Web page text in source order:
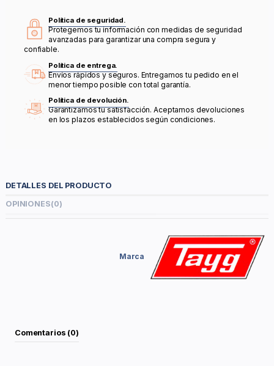
Política de seguridad.
Protegemos tu información con medidas de seguridad
avanzadas para garantizar una compra segura y
confiable.
Política de entrega.
Envíos rápidos y seguros. Entregamos tu pedido en el
menor tiempo posible con total garantía.
Política de devolución.
Garantizamos tu satisfacción. Aceptamos devoluciones
en los plazos establecidos según condiciones.
DETALLES DEL PRODUCTO
OPINIONES(0)
Marca
Comentarios (0)